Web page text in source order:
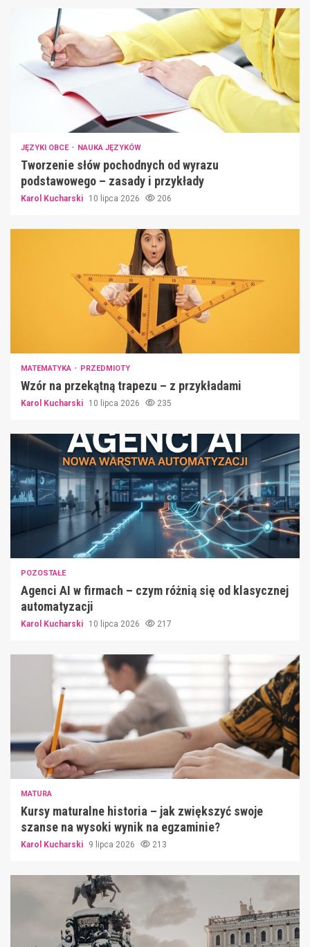
JĘZYKI OBCE NAUKA JĘZYKÓW
Tworzenie słów pochodnych od wyrazu
podstawowego – zasady i przykłady
Karol Kucharski 10 lipca 2026 206
MATEMATYKA PRZEDMIOTY
Wzór na przekątną trapezu – z przykładami
Karol Kucharski 10 lipca 2026 235
POZOSTAŁE
Agenci AI w firmach – czym różnią się od klasycznej
automatyzacji
Karol Kucharski 10 lipca 2026 217
MATURA
Kursy maturalne historia – jak zwiększyć swoje
szanse na wysoki wynik na egzaminie?
Karol Kucharski 9 lipca 2026 213